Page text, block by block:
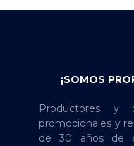
¡SOMOS
Productores y
promocionales y
de 30 años de